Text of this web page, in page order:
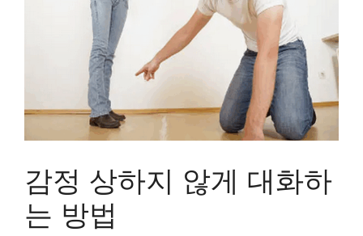
감정 상하지 않게 대화하
는 방법